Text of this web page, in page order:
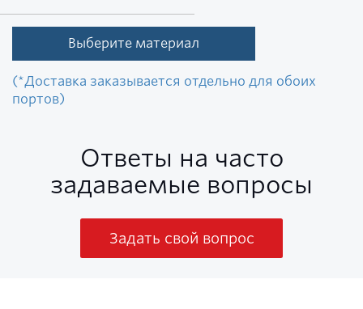
Выберите материал
(*Доставка заказывается отдельно для обоих
портов)
Ответы на часто
задаваемые вопросы
Задать свой вопрос